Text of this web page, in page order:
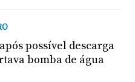
possível descarga
bomba de água